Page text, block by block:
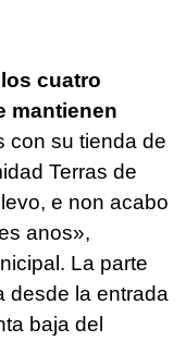
cuatro
mantienen
con su tienda de
Terras de
e non acabo
anos»,
La parte
desde la entrada
baja del